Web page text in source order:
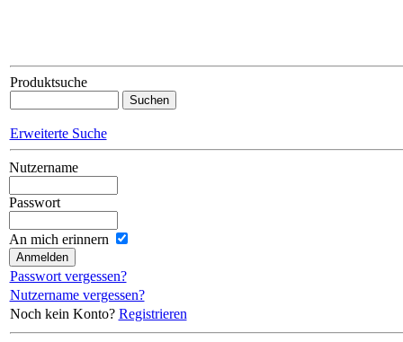
Produktsuche
Erweiterte Suche
Nutzername
Passwort
An mich erinnern
Passwort vergessen?
Nutzername vergessen?
Noch kein Konto? Registrieren